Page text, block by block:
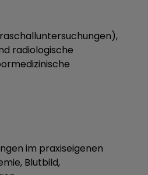
radiologische
im praxiseigenen
Blutbild,